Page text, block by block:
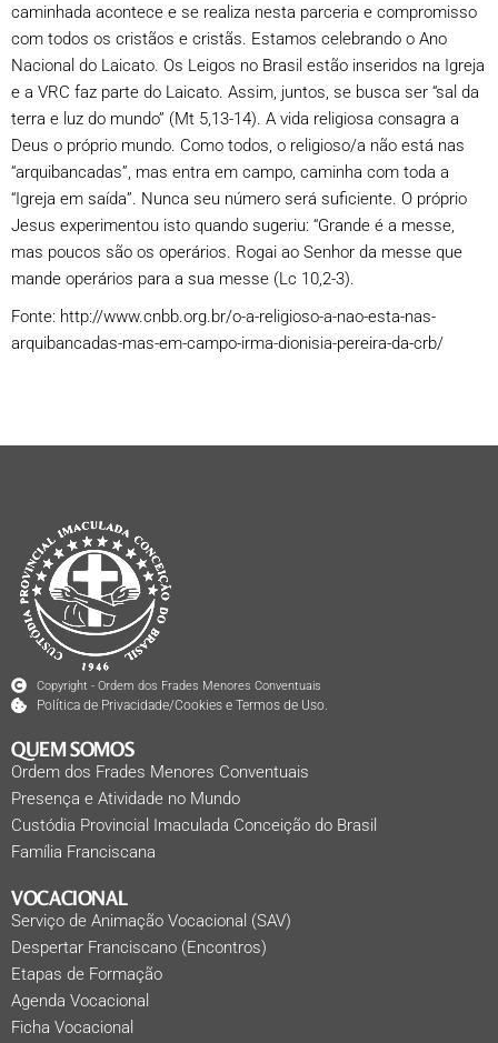
caminhada acontece e se realiza nesta parceria e compromisso
com todos os cristãos e cristãs. Estamos celebrando o Ano
Nacional do Laicato. Os Leigos no Brasil estão inseridos na Igreja
e a VRC faz parte do Laicato. Assim, juntos, se busca ser “sal da
terra e luz do mundo” (Mt 5,13-14). A vida religiosa consagra a
Deus o próprio mundo. Como todos, o religioso/a não está nas
“arquibancadas”, mas entra em campo, caminha com toda a
“Igreja em saída”. Nunca seu número será suficiente. O próprio
Jesus experimentou isto quando sugeriu: “Grande é a messe,
mas poucos são os operários. Rogai ao Senhor da messe que
mande operários para a sua messe (Lc 10,2-3).
Fonte: http://www.cnbb.org.br/o-a-religioso-a-nao-esta-nas-
arquibancadas-mas-em-campo-irma-dionisia-pereira-da-crb/
Copyright - Ordem dos Frades Menores Conventuais
Política de Privacidade/Cookies e Termos de Uso.
QUEM SOMOS
Ordem dos Frades Menores Conventuais
Presença e Atividade no Mundo
Custódia Provincial Imaculada Conceição do Brasil
Família Franciscana
VOCACIONAL
Serviço de Animação Vocacional (SAV)
Despertar Franciscano (Encontros)
Etapas de Formação
Agenda Vocacional
Ficha Vocacional